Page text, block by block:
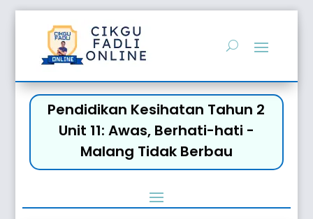
Pendidikan Kesihatan Tahun 2
Unit 11: Awas, Berhati-hati -
Malang Tidak Berbau